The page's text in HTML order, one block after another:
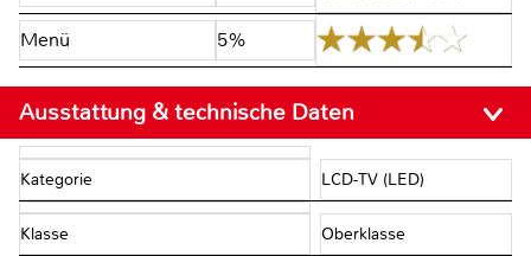
Menü 5%
Ausstattung & technische Daten
Kategorie LCD-TV (LED)
Klasse Oberklasse